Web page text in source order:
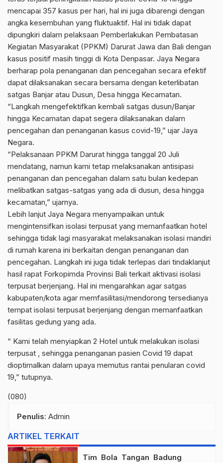
mencapai 357 kasus per hari, hal ini juga dibarengi dengan
angka kesembuhan yang fluktuaktif. Hal ini tidak dapat
dipungkiri dalam pelaksaan Pemberlakukan Pembatasan
Kegiatan Masyarakat (PPKM) Darurat Jawa dan Bali dengan
kasus positif masih tinggi di Kota Denpasar. Jaya Negara
berharap pola penanganan dan pencegahan secara efektif
dapat dilaksanakan secara bersama dengan keterlibatan
satgas Banjar atau Dusun, Desa hingga Kecamatan.
“Langkah mengefektifkan kembali satgas dusun/Banjar
hingga Kecamatan dapat segera dilaksanakan dalam
pencegahan dan penanganan kasus covid-19,” ujar Jaya
Negara.
“Pelaksanaan PPKM Darurat hingga tanggal 20 Juli
mendatang, namun kami tetap melaksanakan antisipasi
penanganan dan pencegahan dalam satu bulan kedepan
melibatkan satgas-satgas yang ada di dusun, desa hingga
kecamatan,” ujarnya.
Lebih lanjut Jaya Negara menyampaikan untuk
mengintensifkan isolasi terpusat yang memanfaatkan hotel
sehingga tidak lagi masyarakat melaksanakan isolasi mandiri
di rumah karena ini berkaitan dengan penanganan dan
pencegahan. Langkah ini juga tidak terlepas dari tindaklanjut
hasil rapat Forkopimda Provinsi Bali terkait aktivasi isolasi
terpusat berjenjang. Hal ini mengarahkan agar satgas
kabupaten/kota agar memfasilitasi/mendorong tersedianya
tempat isolasi terpusat berjenjang dengan memanfaatkan
fasilitas gedung yang ada.
“ Kami telah menyiapkan 2 Hotel untuk melakukan isolasi
terpusat , sehingga penanganan pasien Covid 19 dapat
dioptimalkan dalam upaya memutus rantai penularan covid
19,” tutupnya.
(080)
Penulis: Admin
ARTIKEL TERKAIT
Tim Bola Tangan Badung